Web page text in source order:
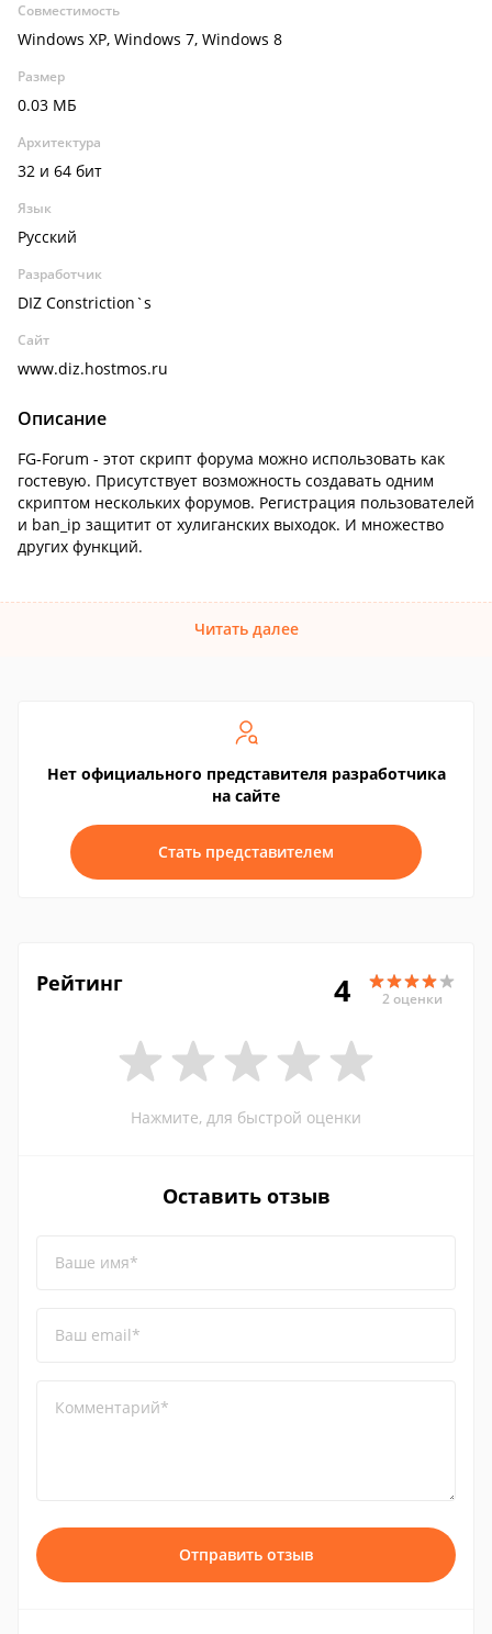
Совместимость
Windows XP, Windows 7, Windows 8
Размер
0.03 МБ
Архитектура
32 и 64 бит
Язык
Русский
Разработчик
DIZ Constriction`s
Сайт
www.diz.hostmos.ru
Описание
FG-Forum - этот скрипт форума можно использовать как
гостевую. Присутствует возможность создавать одним
скриптом нескольких форумов. Регистрация пользователей
и ban_ip защитит от хулиганских выходок. И множество
других функций.
Читать далее
Нет официального представителя разработчика
на сайте
Стать представителем
Рейтинг 4 2 оценки
Нажмите, для быстрой оценки
Оставить отзыв
Ваше имя*
Ваш email*
Комментарий*
Отправить отзыв